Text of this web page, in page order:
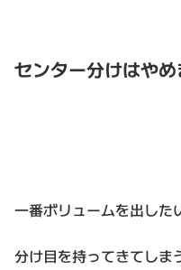
センター分けはやめ
一番ボリュームを出した
分け目を持ってきてしま